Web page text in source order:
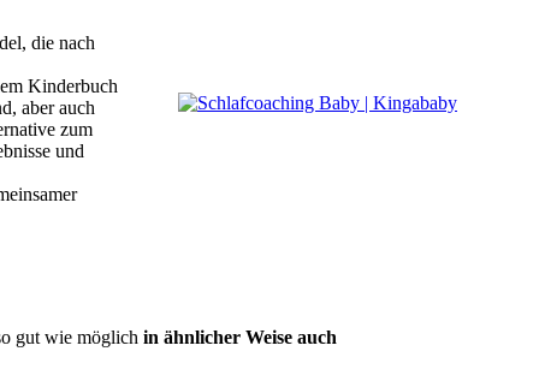
die nach
Kinderbuch
aber auch
zum
und
gut wie möglich in ähnlicher Weise auch